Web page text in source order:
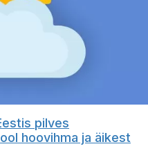
pilves
hoovihma ja äikest